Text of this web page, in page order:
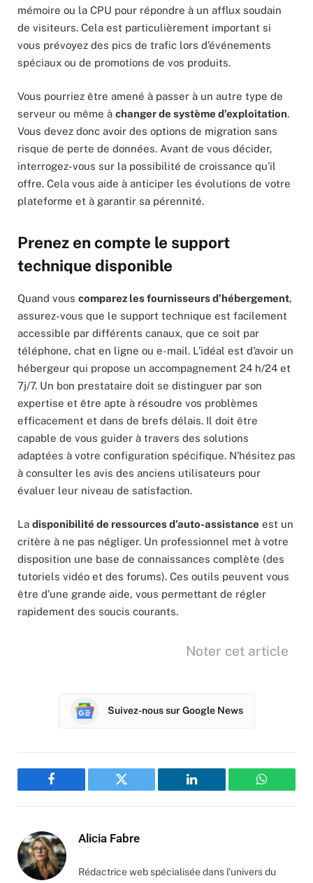
mémoire ou la CPU pour répondre à un afflux soudain
de visiteurs. Cela est particulièrement important si
vous prévoyez des pics de trafic lors d’événements
spéciaux ou de promotions de vos produits.
Vous pourriez être amené à passer à un autre type de
serveur ou même à changer de système d’exploitation.
Vous devez donc avoir des options de migration sans
risque de perte de données. Avant de vous décider,
interrogez-vous sur la possibilité de croissance qu’il
offre. Cela vous aide à anticiper les évolutions de votre
plateforme et à garantir sa pérennité.
Prenez en compte le support
technique disponible
Quand vous comparez les fournisseurs d’hébergement,
assurez-vous que le support technique est facilement
accessible par différents canaux, que ce soit par
téléphone, chat en ligne ou e-mail. L’idéal est d’avoir un
hébergeur qui propose un accompagnement 24 h/24 et
7j/7. Un bon prestataire doit se distinguer par son
expertise et être apte à résoudre vos problèmes
efficacement et dans de brefs délais. Il doit être
capable de vous guider à travers des solutions
adaptées à votre configuration spécifique. N’hésitez pas
à consulter les avis des anciens utilisateurs pour
évaluer leur niveau de satisfaction.
La disponibilité de ressources d’auto-assistance est un
critère à ne pas négliger. Un professionnel met à votre
disposition une base de connaissances complète (des
tutoriels vidéo et des forums). Ces outils peuvent vous
être d’une grande aide, vous permettant de régler
rapidement des soucis courants.
Noter cet article
Suivez-nous sur Google News
Facebook Twitter LinkedIn
Alicia Fabre
Rédactrice web spécialisée dans l'univers du